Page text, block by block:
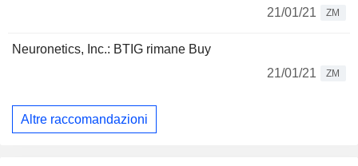
21/01/21
ZM
Neuronetics, Inc.: BTIG rimane Buy
21/01/21
ZM
Altre raccomandazioni